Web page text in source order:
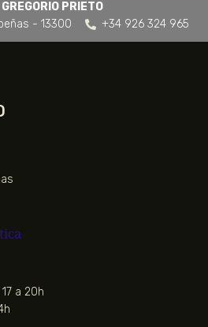
GREGORIO PRIETO
- 13300
+34 926 324 965
a 20h